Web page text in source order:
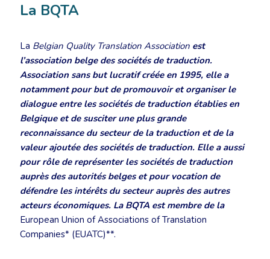
La BQTA
La Belgian Quality Translation Association est
l’association belge des sociétés de traduction.
Association sans but lucratif créée en 1995, elle a
notamment pour but de promouvoir et organiser le
dialogue entre les sociétés de traduction établies en
Belgique et de susciter une plus grande
reconnaissance du secteur de la traduction et de la
valeur ajoutée des sociétés de traduction. Elle a aussi
pour rôle de représenter les sociétés de traduction
auprès des autorités belges et pour vocation de
défendre les intérêts du secteur auprès des autres
acteurs économiques. La BQTA est membre de la
European Union of Associations of Translation
Companies* (EUATC)**.